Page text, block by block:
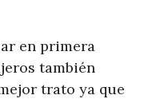
en primera
también
trato ya que